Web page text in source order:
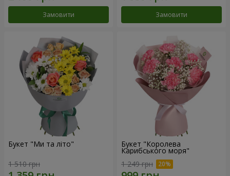
Замовити Замовити
Букет "Ми та літо"
1 510 грн
Букет "Королева
Карибського моря"
1 249 грн